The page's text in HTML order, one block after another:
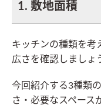
1. 敷地面積
キッチンの種類を考
広さを確認しましょ
今回紹介する3種類
さ・必要なスペース